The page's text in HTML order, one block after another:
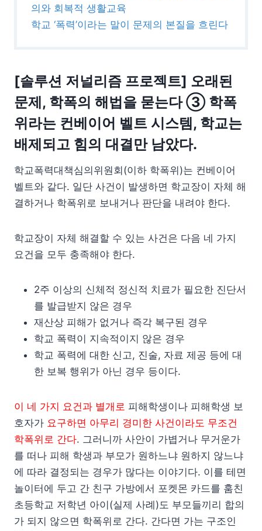
의와 회복적 생활교육
학교 ‘폭력’이라는 말이 문제의 본질을 흐린다
[솔루션 저널리즘 프로젝트] 오래된
문제, 학폭의 해법을 묻는다 ③ 학폭
위라는 컨베이어 벨트 시스템, 학교는
배제되고 힘의 대결만 남았다.
학교폭력대책심의위원회(이하 학폭위)는 컨베이어
벨트와 같다. 일단 사건이 발생하면 학교장이 자체 해
결하거나 학폭위로 보내거나 판단을 내려야 한다.
학교장이 자체 해결할 수 있는 사건은 다음 네 가지
요건을 모두 충족해야 한다.
2주 이상의 신체적 정신적 치료가 필요한 진단서
를 발급받지 않은 경우
재산상 피해가 없거나 즉각 복구된 경우
학교 폭력이 지속적이지 않은 경우
학교 폭력에 대한 신고, 진술, 자료 제공 등에 대
한 보복 행위가 아닌 경우 등이다.
이 네 가지 요건과 별개로 피해학생이나 피해학생 보
호자가 요구하면 아무리 경미한 사건이라도 무조건
학폭위로 간다. 그러니까 사안이 가볍거나 무거운가
를 떠나 피해 학생과 부모가 원하느냐 원하지 않느냐
에 따라 결정되는 경우가 많다는 이야기다. 이를 테면
놀이터에 두고 간 친구 가방에서 포켓몬 카드를 훔친
초등학교 저학년 아이(실제 사례)도 부모들끼리 합의
가 되지 않으면 학폭위로 간다. 간다면 가는 구조인